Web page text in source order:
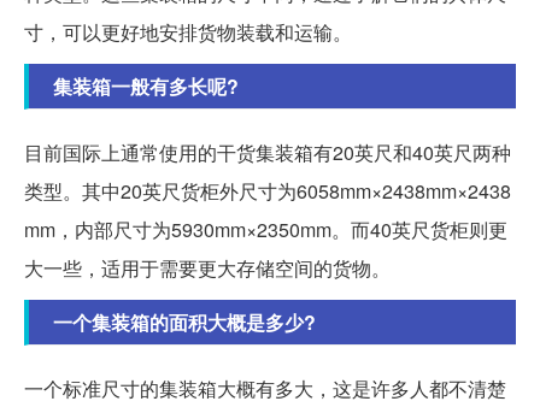
寸，可以更好地安排货物装载和运输。
集装箱一般有多长呢?
目前国际上通常使用的干货集装箱有20英尺和40英尺两种
类型。其中20英尺货柜外尺寸为6058mm×2438mm×2438
mm，内部尺寸为5930mm×2350mm。而40英尺货柜则更
大一些，适用于需要更大存储空间的货物。
一个集装箱的面积大概是多少?
一个标准尺寸的集装箱大概有多大，这是许多人都不清楚